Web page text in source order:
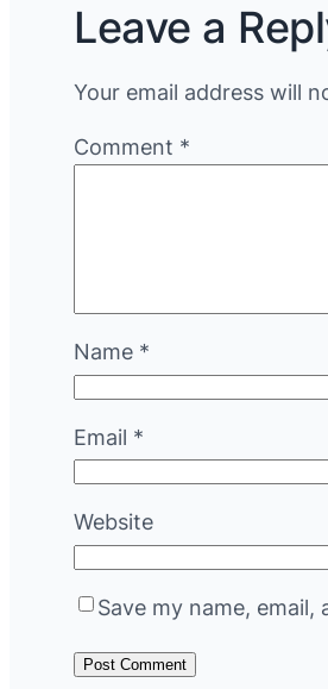
Leave a
Your email address will
Comment *
Name *
Email *
Website
Save my name,